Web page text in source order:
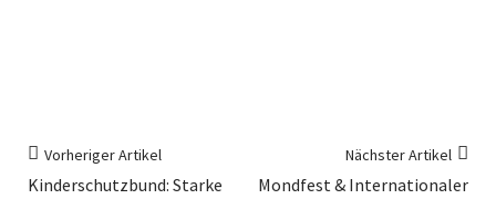
Vorheriger Artikel
Kinderschutzbund: Starke
Nächster Artikel
Mondfest & Internationaler